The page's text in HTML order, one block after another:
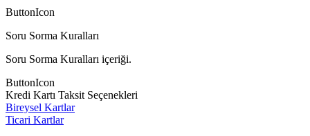
ButtonIcon
Soru Sorma Kuralları
Soru Sorma Kuralları içeriği.
ButtonIcon
Kredi Kartı Taksit Seçenekleri
Bireysel Kartlar
Ticari Kartlar